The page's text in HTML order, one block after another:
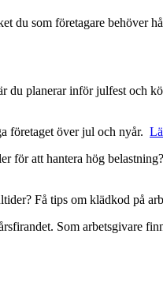
du som företagare behöver
du planerar inför julfest och
företaget över jul och nyår.
för att hantera hög
Få tips om klädkod på
Som arbetsgivare